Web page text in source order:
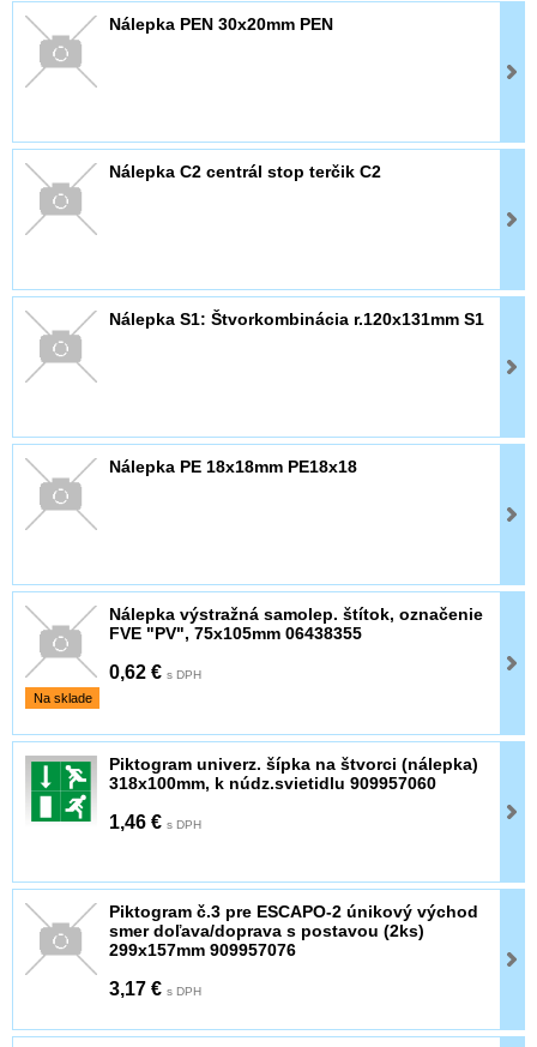
Nálepka PEN 30x20mm PEN
Nálepka C2 centrál stop terčik C2
Nálepka S1: Štvorkombinácia r.120x131mm S1
Nálepka PE 18x18mm PE18x18
Na sklade
Nálepka výstražná samolep. štítok, označenie
FVE "PV", 75x105mm 06438355
0,62 € s DPH
Piktogram univerz. šípka na štvorci (nálepka)
318x100mm, k núdz.svietidlu 909957060
1,46 € s DPH
Piktogram č.3 pre ESCAPO-2 únikový východ
smer doľava/doprava s postavou (2ks)
299x157mm 909957076
3,17 € s DPH